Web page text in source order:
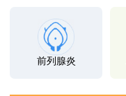
前列腺炎